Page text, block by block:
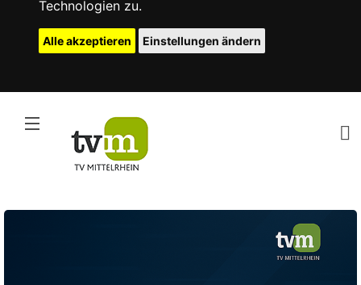
Technologien zu.
Alle akzeptieren Einstellungen ändern